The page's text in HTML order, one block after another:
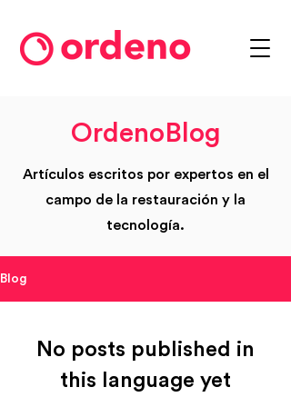
OrdenoBlog
Artículos escritos por expertos en el
campo de la restauración y la
tecnología.
Blog
No posts published in
this language yet